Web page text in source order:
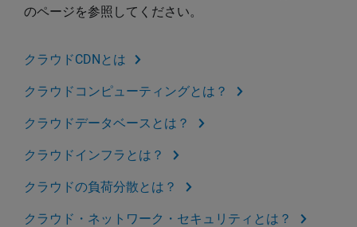
のページを参照してください。
クラウドCDNとは
クラウドコンピューティングとは？
クラウドデータベースとは？
クラウドインフラとは？
クラウドの負荷分散とは？
クラウド・ネットワーク・セキュリティとは？